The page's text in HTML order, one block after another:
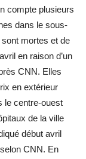
compte plusieurs
dans le sous-
mortes et de
en raison d’un
CNN. Elles
en extérieur
le centre-ouest
de la ville
début avril
CNN. En